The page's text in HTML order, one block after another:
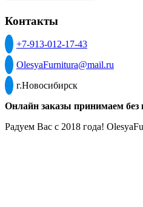
Контакты
+7-913-012-17-43
OlesyaFurnitura@mail.ru
г.Новосибирск
Онлайн заказы принимаем без
Радуем Вас с 2018 года!